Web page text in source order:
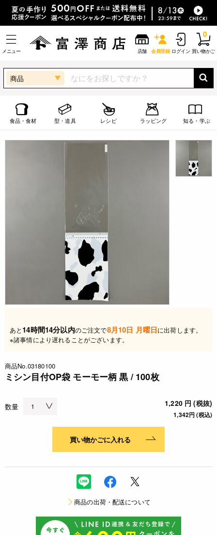
メニュー 店舗 会員登録 ログイン 買い物かご
0
商品
食品・食材 型・道具 レシピ ラッピング 知る・学ぶ
あと 14時間14分以内のご注文で8月10日 月曜日に出荷します。
※諸事情により遅れることがございます。
商品No.03180100
ミシン目付OP袋 モーモー柄 黒 / 100枚
数量 1,220 円 (税抜)
1,342円 (税込)
買い物かごに入れる
商品の出荷・配送について